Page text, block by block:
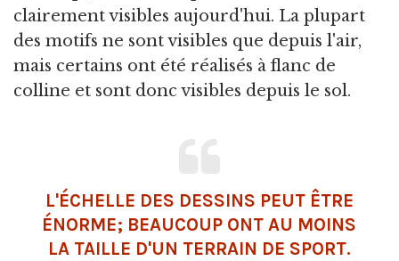
clairement visibles aujourd'hui. La plupart
des motifs ne sont visibles que depuis l'air,
mais certains ont été réalisés à flanc de
colline et sont donc visibles depuis le sol.
L'ÉCHELLE DES DESSINS PEUT ÊTRE
ÉNORME; BEAUCOUP ONT AU MOINS
LA TAILLE D'UN TERRAIN DE SPORT.